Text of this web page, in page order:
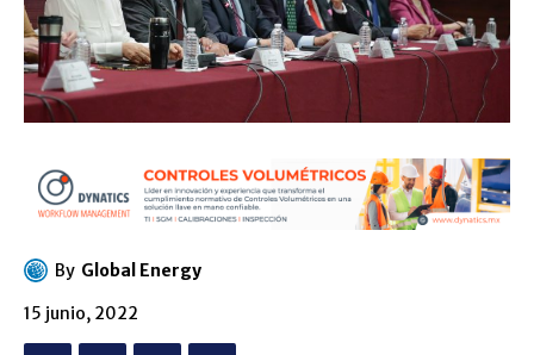
By Global Energy
15 junio, 2022